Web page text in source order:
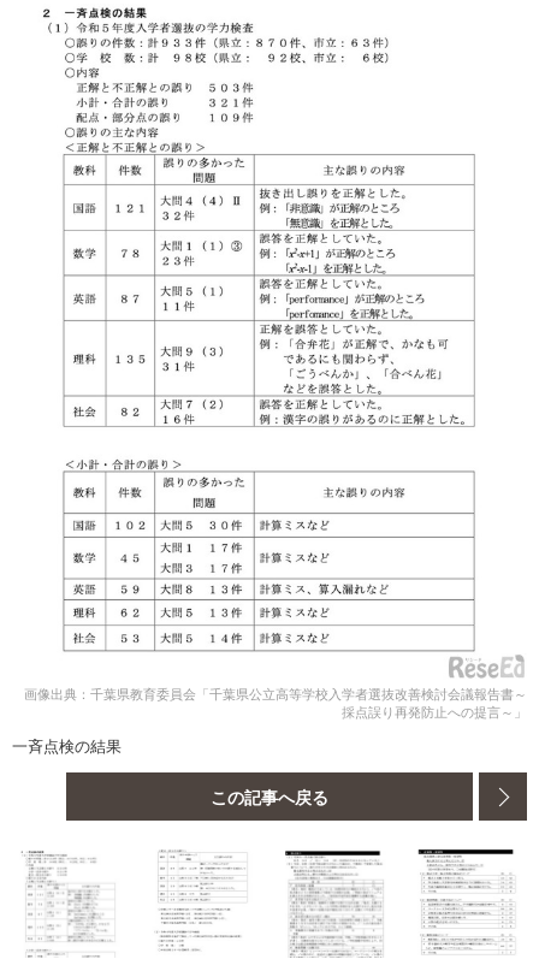
画像出典：千葉県教育委員会「千葉県公立高等学校入学者選抜改善検討会議報告書～
採点誤り再発防止への提言～」
一斉点検の結果
この記事へ戻る